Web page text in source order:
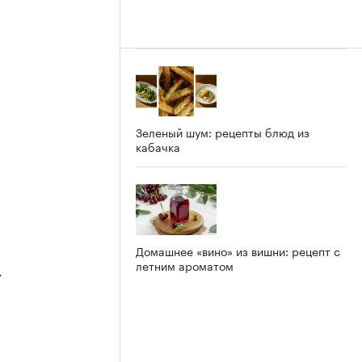
Зеленый шум: рецепты блюд из
кабачка
Домашнее «вино» из вишни: рецепт с
летним ароматом